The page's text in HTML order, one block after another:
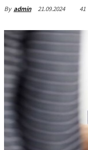
By admin 21.09.2024 41